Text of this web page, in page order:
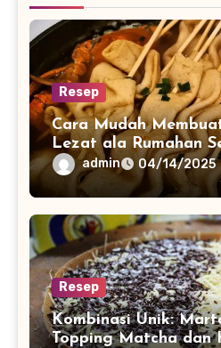
Resep
Cara Mudah
Lezat ala Rumahan
admin 04/14/2025
Resep
Kombinasi Unik:
Topping Matcha dan